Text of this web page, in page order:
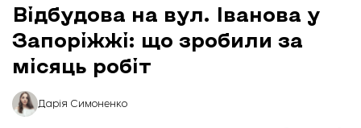
Новини
Відбудова Запоріжжя
Ексклюзив
Шлях додому
Відбудова. Життя
Відбудова на вул. Іванова у
Запоріжжі: що зробили за
місяць робіт
Дарія Симоненко